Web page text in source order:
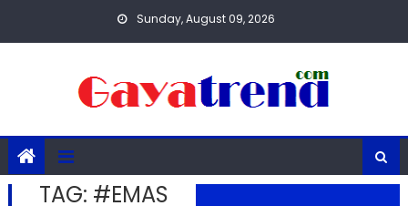
Sunday, August 09, 2026
TAG: #EMAS